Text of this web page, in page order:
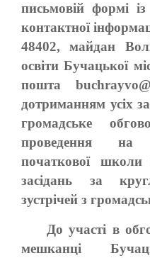
письмовій формі
контактної
48402, майдан
освіти Бучацької
пошта
дотриманням усіх
громадське
проведення на
початкової школи
засідань за
зустрічей з
До участі в
мешканці